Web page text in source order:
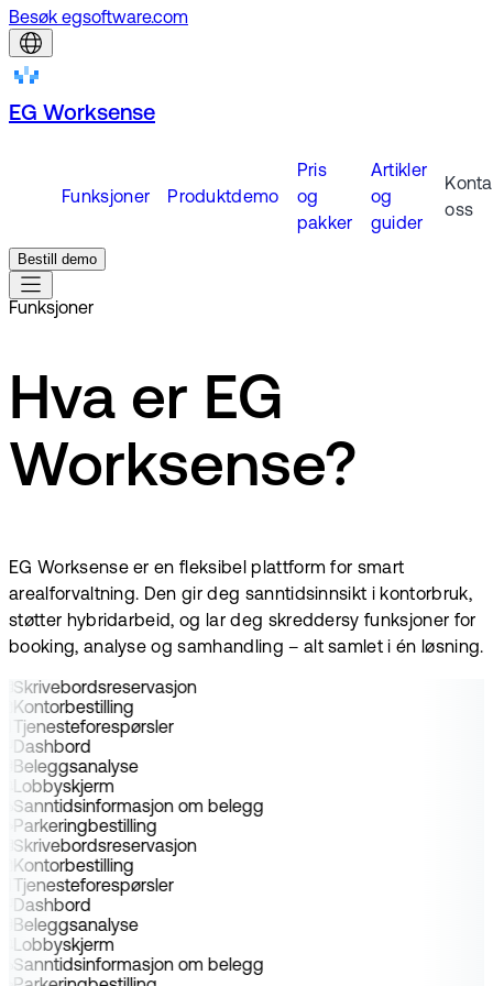
Besøk egsoftware.com
EG Worksense
Funksjoner Produktdemo
Pris
og
pakker
Artikler
og
guider
oss
Bestill demo
Funksjoner
Hva er EG
Worksense?
EG Worksense er en fleksibel plattform for smart
arealforvaltning. Den gir deg sanntidsinnsikt i kontorbruk,
støtter hybridarbeid, og lar deg skreddersy funksjoner for
booking, analyse og samhandling – alt samlet i én løsning.
Skrivebordsreservasjon
Kontorbestilling
Tjenesteforespørsler
Dashbord
Beleggsanalyse
Lobbyskjerm
Sanntidsinformasjon om belegg
Parkeringbestilling
Skrivebordsreservasjon
Kontorbestilling
Tjenesteforespørsler
Dashbord
Beleggsanalyse
Lobbyskjerm
Sanntidsinformasjon om belegg